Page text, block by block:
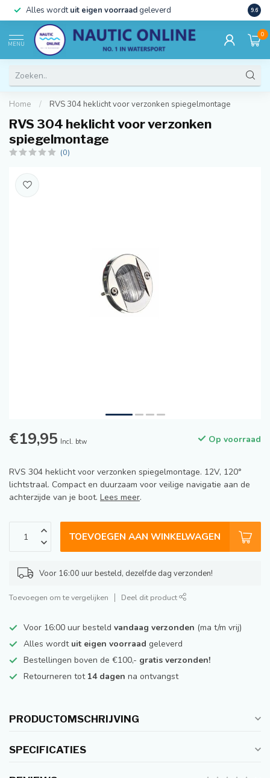
Alles wordtuit eigen voorraad geleverd 9.6
MENU
0
Home / RVS 304 heklicht voor verzonken spiegelmontage
RVS 304 heklicht voor verzonken
spiegelmontage
(0)
€19,95 Incl. btw Op voorraad
RVS 304 heklicht voor verzonken spiegelmontage. 12V, 120°
lichtstraal. Compact en duurzaam voor veilige navigatie aan de
achterzijde van je boot. Lees meer.
TOEVOEGEN AAN WINKELWAGEN
Voor 16:00 uur besteld, dezelfde dag verzonden!
Toevoegen om te vergelijken Deel dit product
Voor 16:00 uur besteld vandaag verzonden (ma t/m vrij)
Alles wordt uit eigen voorraad geleverd
Bestellingen boven de €100,- gratis verzonden!
Retourneren tot 14 dagen na ontvangst
PRODUCTOMSCHRIJVING
SPECIFICATIES